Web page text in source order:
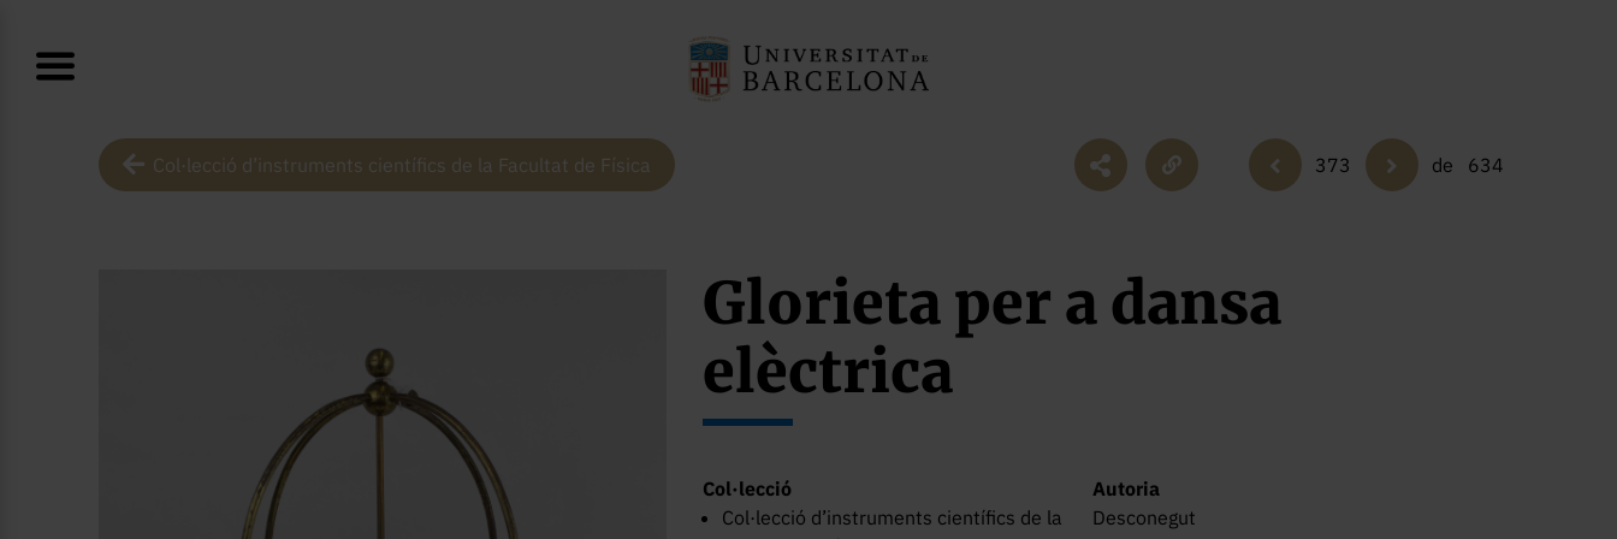
Col·lecció d’instruments científics de la Facultat de Física 373 de 634
Glorieta per a dansa
elèctrica
Col·lecció
Col·lecció d’instruments científics de la
Autoria
Desconegut